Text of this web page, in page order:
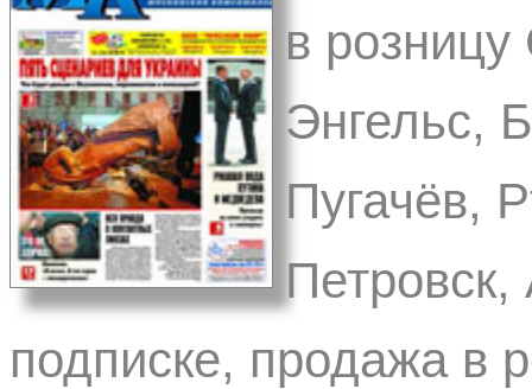
в розницу
Энгельс,
Пугачёв,
подписке, продажа в